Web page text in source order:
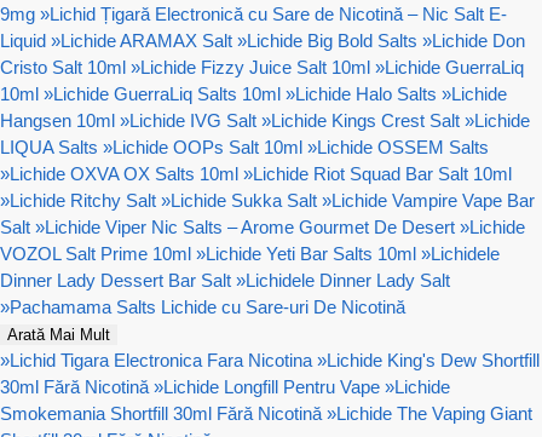
9mg »Lichid Țigară Electronică cu Sare de Nicotină – Nic Salt E-
Liquid »Lichide ARAMAX Salt »Lichide Big Bold Salts »Lichide Don
Cristo Salt 10ml »Lichide Fizzy Juice Salt 10ml »Lichide GuerraLiq
10ml »Lichide GuerraLiq Salts 10ml »Lichide Halo Salts »Lichide
Hangsen 10ml »Lichide IVG Salt »Lichide Kings Crest Salt »Lichide
LIQUA Salts »Lichide OOPs Salt 10ml »Lichide OSSEM Salts
»Lichide OXVA OX Salts 10ml »Lichide Riot Squad Bar Salt 10ml
»Lichide Ritchy Salt »Lichide Sukka Salt »Lichide Vampire Vape Bar
Salt »Lichide Viper Nic Salts – Arome Gourmet De Desert »Lichide
VOZOL Salt Prime 10ml »Lichide Yeti Bar Salts 10ml »Lichidele
Dinner Lady Dessert Bar Salt »Lichidele Dinner Lady Salt
»Pachamama Salts Lichide cu Sare-uri De Nicotină
Arată Mai Mult
»Lichid Tigara Electronica Fara Nicotina »Lichide King's Dew Shortfill
30ml Fără Nicotină »Lichide Longfill Pentru Vape »Lichide
Smokemania Shortfill 30ml Fără Nicotină »Lichide The Vaping Giant